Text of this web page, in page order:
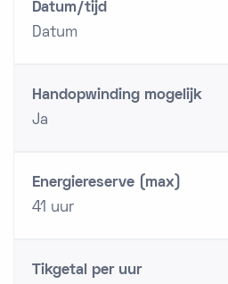
Datum/tijd
Datum
Handopwinding mogelijk
Ja
Energiereserve (max)
41 uur
Tikgetal per uur